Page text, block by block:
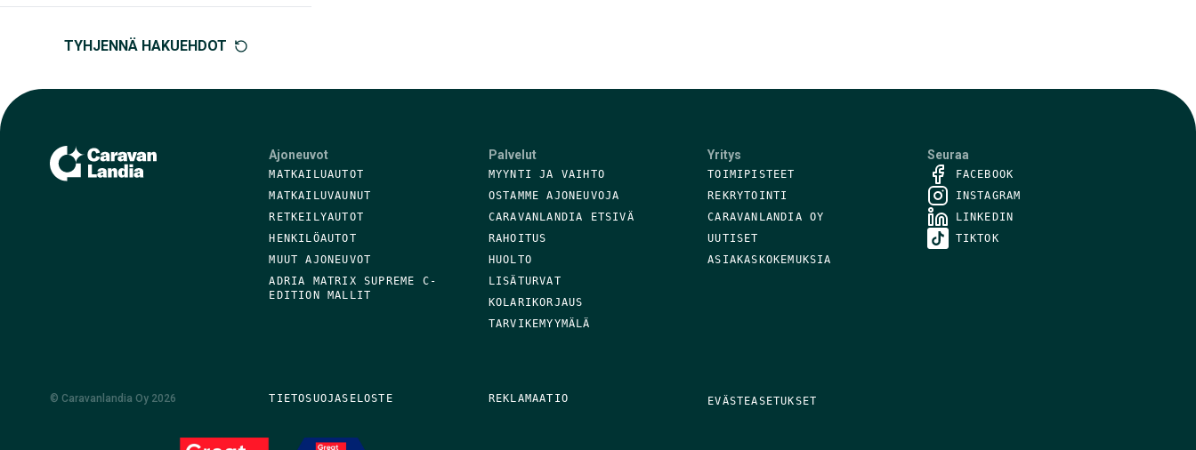
TYHJENNÄ HAKUEHDOT
Ajoneuvot
MATKAILUAUTOT
MATKAILUVAUNUT
RETKEILYAUTOT
HENKILÖAUTOT
MUUT AJONEUVOT
ADRIA MATRIX SUPREME C-
EDITION MALLIT
Palvelut
MYYNTI JA VAIHTO
OSTAMME AJONEUVOJA
CARAVANLANDIA ETSIVÄ
RAHOITUS
HUOLTO
LISÄTURVAT
KOLARIKORJAUS
TARVIKEMYYMÄLÄ
Yritys
TOIMIPISTEET
REKRYTOINTI
CARAVANLANDIA OY
UUTISET
ASIAKASKOKEMUKSIA
Seuraa
FACEBOOK
INSTAGRAM
LINKEDIN
TIKTOK
© Caravanlandia Oy 2026 TIETOSUOJASELOSTE REKLAMAATIO EVÄSTEASETUKSET